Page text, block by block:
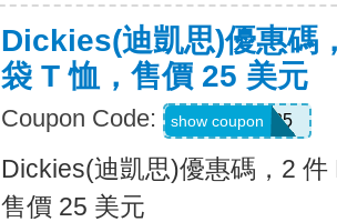
Dickies(迪凱思)優惠碼
袋 T 恤，售價 25 美元
Coupon Code: TEE2FOR25
show coupon
Dickies(迪凱思)優惠碼，2
售價 25 美元